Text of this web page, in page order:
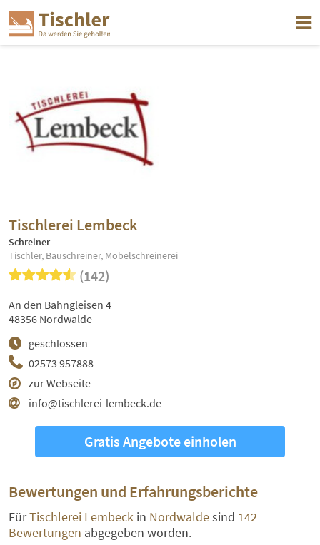
Tischlerei Lembeck
Schreiner
Tischler, Bauschreiner, Möbelschreinerei
(142)
02573 957888
zur Webseite
info@tischlerei-lembeck.de
geschlossen
An den Bahngleisen 4
48356 Nordwalde
Gratis Angebote einholen
Bewertungen und Erfahrungsberichte
FürTischlerei Lembeck in Nordwaldesind 142
Bewertungen abgegeben worden.